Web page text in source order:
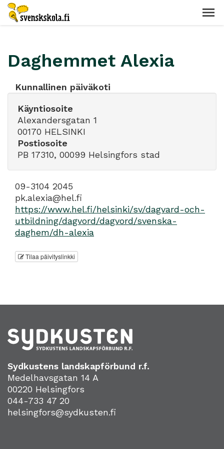
Daghemmet Alexia
Kunnallinen päiväkoti
Käyntiosoite
Alexandersgatan 1
00170 HELSINKI
Postiosoite
PB 17310, 00099 Helsingfors stad
09-3104 2045
pk.alexia@hel.fi
https://www.hel.fi/helsinki/sv/dagvard-och-
utbildning/dagvord/dagvord/svenska-
daghem/dh-alexia
Tilaa päivityslinkki
Sydkustens landskapförbund r.f.
Medelhavsgatan 14 A
00220 Helsingfors
044-733 47 20
helsingfors@sydkusten.fi